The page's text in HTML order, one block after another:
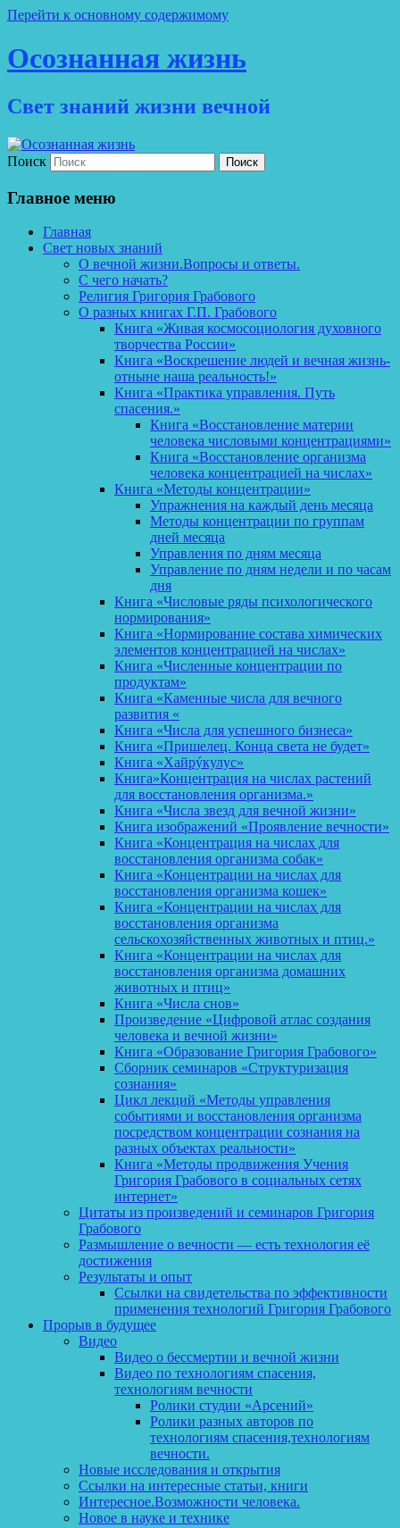
Перейти к основному содержимому
Осознанная жизнь
Свет знаний жизни вечной
Поиск
Главное меню
Главная
Свет новых знаний
О вечной жизни.Вопросы и ответы.
С чего начать?
Религия Григория Грабового
О разных книгах Г.П. Грабового
Книга «Живая космосоциология духовного
творчества России»
Книга «Воскрешение людей и вечная жизнь-
отныне наша реальность!»
Книга «Практика управления. Путь
спасения.»
Книга «Восстановление материи
человека числовыми концентрациями»
Книга «Восстановление организма
человека концентрацией на числах»
Книга «Методы концентрации»
Упражнения на каждый день месяца
Методы концентрации по группам
дней месяца
Управления по дням месяца
Управление по дням недели и по часам
дня
Книга «Числовые ряды психологического
нормирования»
Книга «Нормирование состава химических
элементов концентрацией на числах»
Книга «Численные концентрации по
продуктам»
Книга «Каменные числа для вечного
развития «
Книга «Числа для успешного бизнеса»
Книга «Пришелец. Конца света не будет»
Книга «Хайрýкулус»
Книга»Концентрация на числах растений
для восстановления организма.»
Книга «Числа звезд для вечной жизни»
Книга изображений «Проявление вечности»
Книга «Концентрация на числах для
восстановления организма собак»
Книга «Концентрации на числах для
восстановления организма кошек»
Книга «Концентрации на числах для
восстановления организма
сельскохозяйственных животных и птиц.»
Книга «Концентрации на числах для
восстановления организма домашних
животных и птиц»
Книга «Числа снов»
Произведение «Цифровой атлас создания
человека и вечной жизни»
Книга «Образование Григория Грабового»
Сборник семинаров «Структуризация
сознания»
Цикл лекций «Методы управления
событиями и восстановления организма
посредством концентрации сознания на
разных объектах реальности»
Книга «Методы продвижения Учения
Григория Грабового в социальных сетях
интернет»
Цитаты из произведений и семинаров Григория
Грабового
Размышление о вечности — есть технология её
достижения
Результаты и опыт
Ссылки на свидетельства по эффективности
применения технологий Григория Грабового
Прорыв в будущее
Видео
Видео о бессмертии и вечной жизни
Видео по технологиям спасения,
технологиям вечности
Ролики студии «Арсений»
Ролики разных авторов по
технологиям спасения,технологиям
вечности.
Новые исследования и открытия
Ссылки на интересные статьи, книги
Интересное.Возможности человека.
Новое в науке и технике